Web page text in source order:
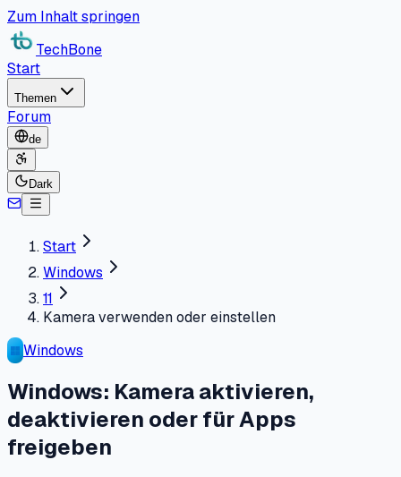
Zum Inhalt springen
TechBone
Start
Themen
Forum
de
Dark
Start
Windows
11
Kamera verwenden oder einstellen
Windows
Windows: Kamera aktivieren,
deaktivieren oder für Apps
freigeben